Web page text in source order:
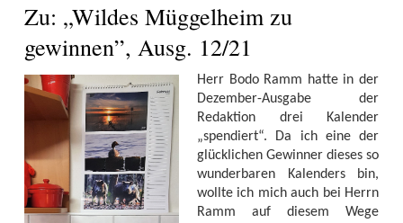
Zu: „Wildes Müggelheim zu
gewinnen”, Ausg. 12/21
Herr Bodo Ramm hatte in der
Dezember-Ausgabe der
Redaktion drei Kalender
„spendiert“. Da ich eine der
glücklichen Gewinner dieses so
wunderbaren Kalenders bin,
wollte ich mich auch bei Herrn
Ramm auf diesem Wege